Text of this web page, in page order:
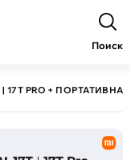
Поиск
| 17T PRO +